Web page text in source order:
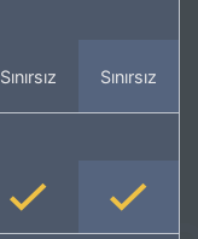
Sınırsız Sınırsız